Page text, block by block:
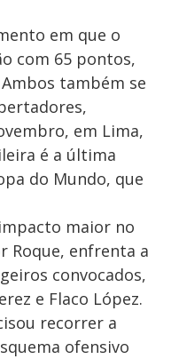
em que o
com 65 pontos,
também se
em Lima,
é a última
do Mundo, que
maior no
Roque, enfrenta a
convocados,
e Flaco López.
recorrer a
ofensivo